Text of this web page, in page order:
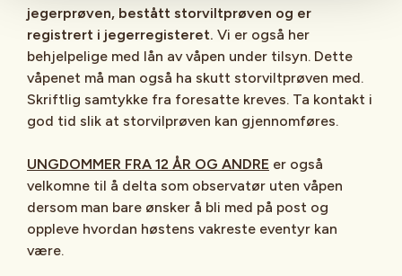
jegerprøven, bestått storviltprøven og er
registrert i jegerregisteret. Vi er også her
behjelpelige med lån av våpen under tilsyn. Dette
våpenet må man også ha skutt storviltprøven med.
Skriftlig samtykke fra foresatte kreves. Ta kontakt i
god tid slik at storvilprøven kan gjennomføres.
UNGDOMMER FRA 12 ÅR OG ANDRE er også
velkomne til å delta som observatør uten våpen
dersom man bare ønsker å bli med på post og
oppleve hvordan høstens vakreste eventyr kan
være.